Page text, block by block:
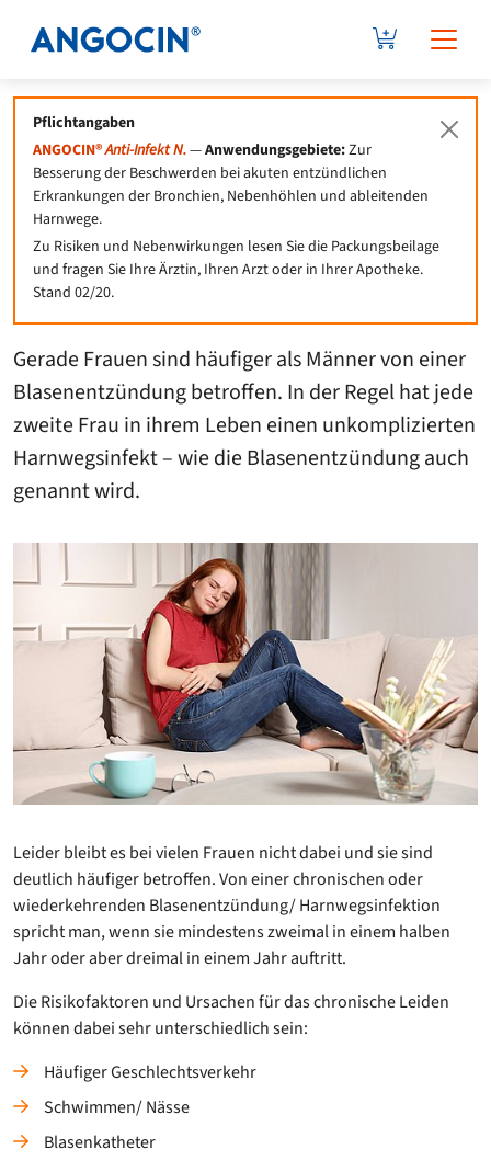
10 Tipps bei
wiederkehrenden
Blasenentzündungen
22.01.2021
Gerade Frauen sind häufiger als Männer von einer
Blasenentzündung betroffen. In der Regel hat jede
zweite Frau in ihrem Leben einen unkomplizierten
Harnwegsinfekt – wie die Blasenentzündung auch
genannt wird.
Leider bleibt es bei vielen Frauen nicht dabei und sie sind
deutlich häufiger betroffen. Von einer chronischen oder
wiederkehrenden Blasenentzündung/ Harnwegsinfektion
spricht man, wenn sie mindestens zweimal in einem halben
Jahr oder aber dreimal in einem Jahr auftritt.
Die Risikofaktoren und Ursachen für das chronische Leiden
können dabei sehr unterschiedlich sein:
Häufiger Geschlechtsverkehr
Schwimmen/ Nässe
Blasenkatheter
Pflichtangaben
ANGOCIN®Anti-Infekt N.—Anwendungsgebiete:Zur
Besserung der Beschwerden bei akuten entzündlichen
Erkrankungen der Bronchien, Nebenhöhlen und ableitenden
Harnwege.
Zu Risiken und Nebenwirkungen lesen Sie die Packungsbeilage
und fragen Sie Ihre Ärztin, Ihren Arzt oder in Ihrer Apotheke.
Stand 02/20.